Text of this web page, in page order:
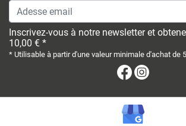
Adesse email
Inscrivez-vous à notre newsletter et
10,00 € *
* Utilisable à partir d'une valeur minimale d'achat de
Facebook